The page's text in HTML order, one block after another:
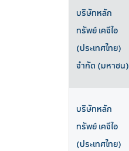
บริษัทหลัก
ทรัพย์ เคจีไอ
(ประเทศไทย)
จำกัด (มหาชน)
บริษัทหลัก
ทรัพย์ เคจีไอ
(ประเทศไทย)